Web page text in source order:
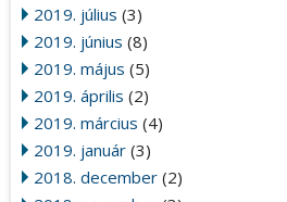
2019. július (3)
2019. június (8)
2019. május (5)
2019. április (2)
2019. március (4)
2019. január (3)
2018. december (2)